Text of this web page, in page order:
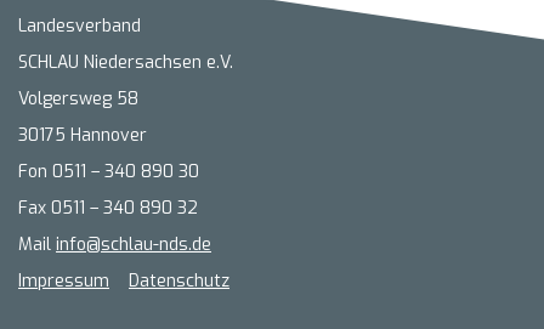
Landesverband
SCHLAU Niedersachsen e.V.
Volgersweg 58
30175 Hannover
Fon 0511 – 340 890 30
Fax 0511 – 340 890 32
Mail info@schlau-nds.de
Impressum
Datenschutz